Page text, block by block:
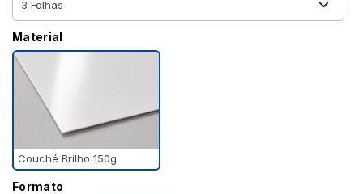
Material
Couché Brilho 150g
Formato